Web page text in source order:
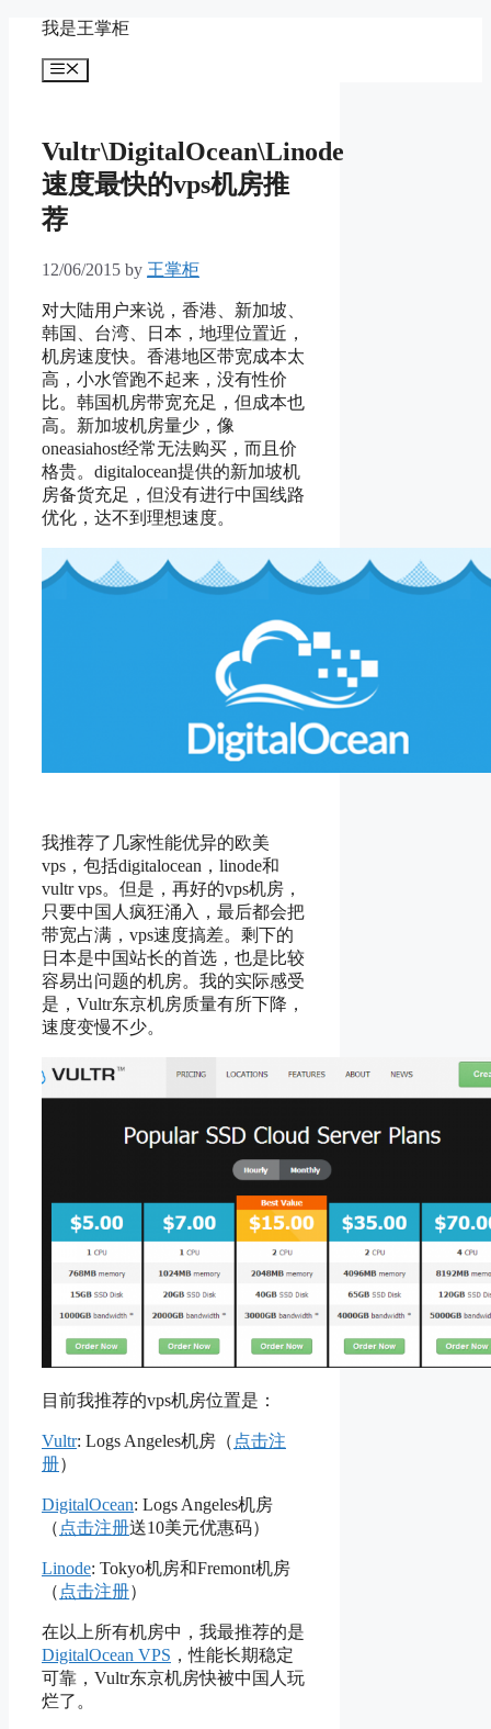
content
我是王掌柜
Menu
Vultr\DigitalOcean\Linode
速度最快的vps机房推
荐
12/06/2015 by 王掌柜
对大陆用户来说，香港、新加坡、
韩国、台湾、日本，地理位置近，
机房速度快。香港地区带宽成本太
高，小水管跑不起来，没有性价
比。韩国机房带宽充足，但成本也
高。新加坡机房量少，像
oneasiahost经常无法购买，而且价
格贵。digitalocean提供的新加坡机
房备货充足，但没有进行中国线路
优化，达不到理想速度。
我推荐了几家性能优异的欧美
vps，包括digitalocean，linode和
vultr vps。但是，再好的vps机房，
只要中国人疯狂涌入，最后都会把
带宽占满，vps速度搞差。剩下的
日本是中国站长的首选，也是比较
容易出问题的机房。我的实际感受
是，Vultr东京机房质量有所下降，
速度变慢不少。
目前我推荐的vps机房位置是：
Vultr: Logs Angeles机房（ 点击注
册）
DigitalOcean: Logs Angeles机房
（ 点击注册送10美元优惠码）
Linode: Tokyo机房和Fremont机房
（ 点击注册）
在以上所有机房中，我最推荐的是
DigitalOcean VPS ，性能长期稳定
可靠，Vultr东京机房快被中国人玩
烂了。